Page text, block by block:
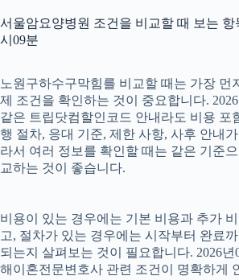
서울암요양병원 조건을 비교할 때 보는 항
시09분
노원구하수구막힘를 비교할 때는 가장 먼
제 조건을 확인하는 것이 중요합니다.
같은 트립닷컴할인코드 안내라도 비용 포
행 절차, 응대 기준, 제한 사항, 사후 안내
라서 여러 정보를 확인할 때는 같은 기준
교하는 것이 좋습니다.
비용이 있는 경우에는 기본 비용과 추가
고, 절차가 있는 경우에는 시작부터 완료
되는지 살펴보는 것이 필요합니다. 2026년
해이혼전문변호사 관련 조건이 명확하게